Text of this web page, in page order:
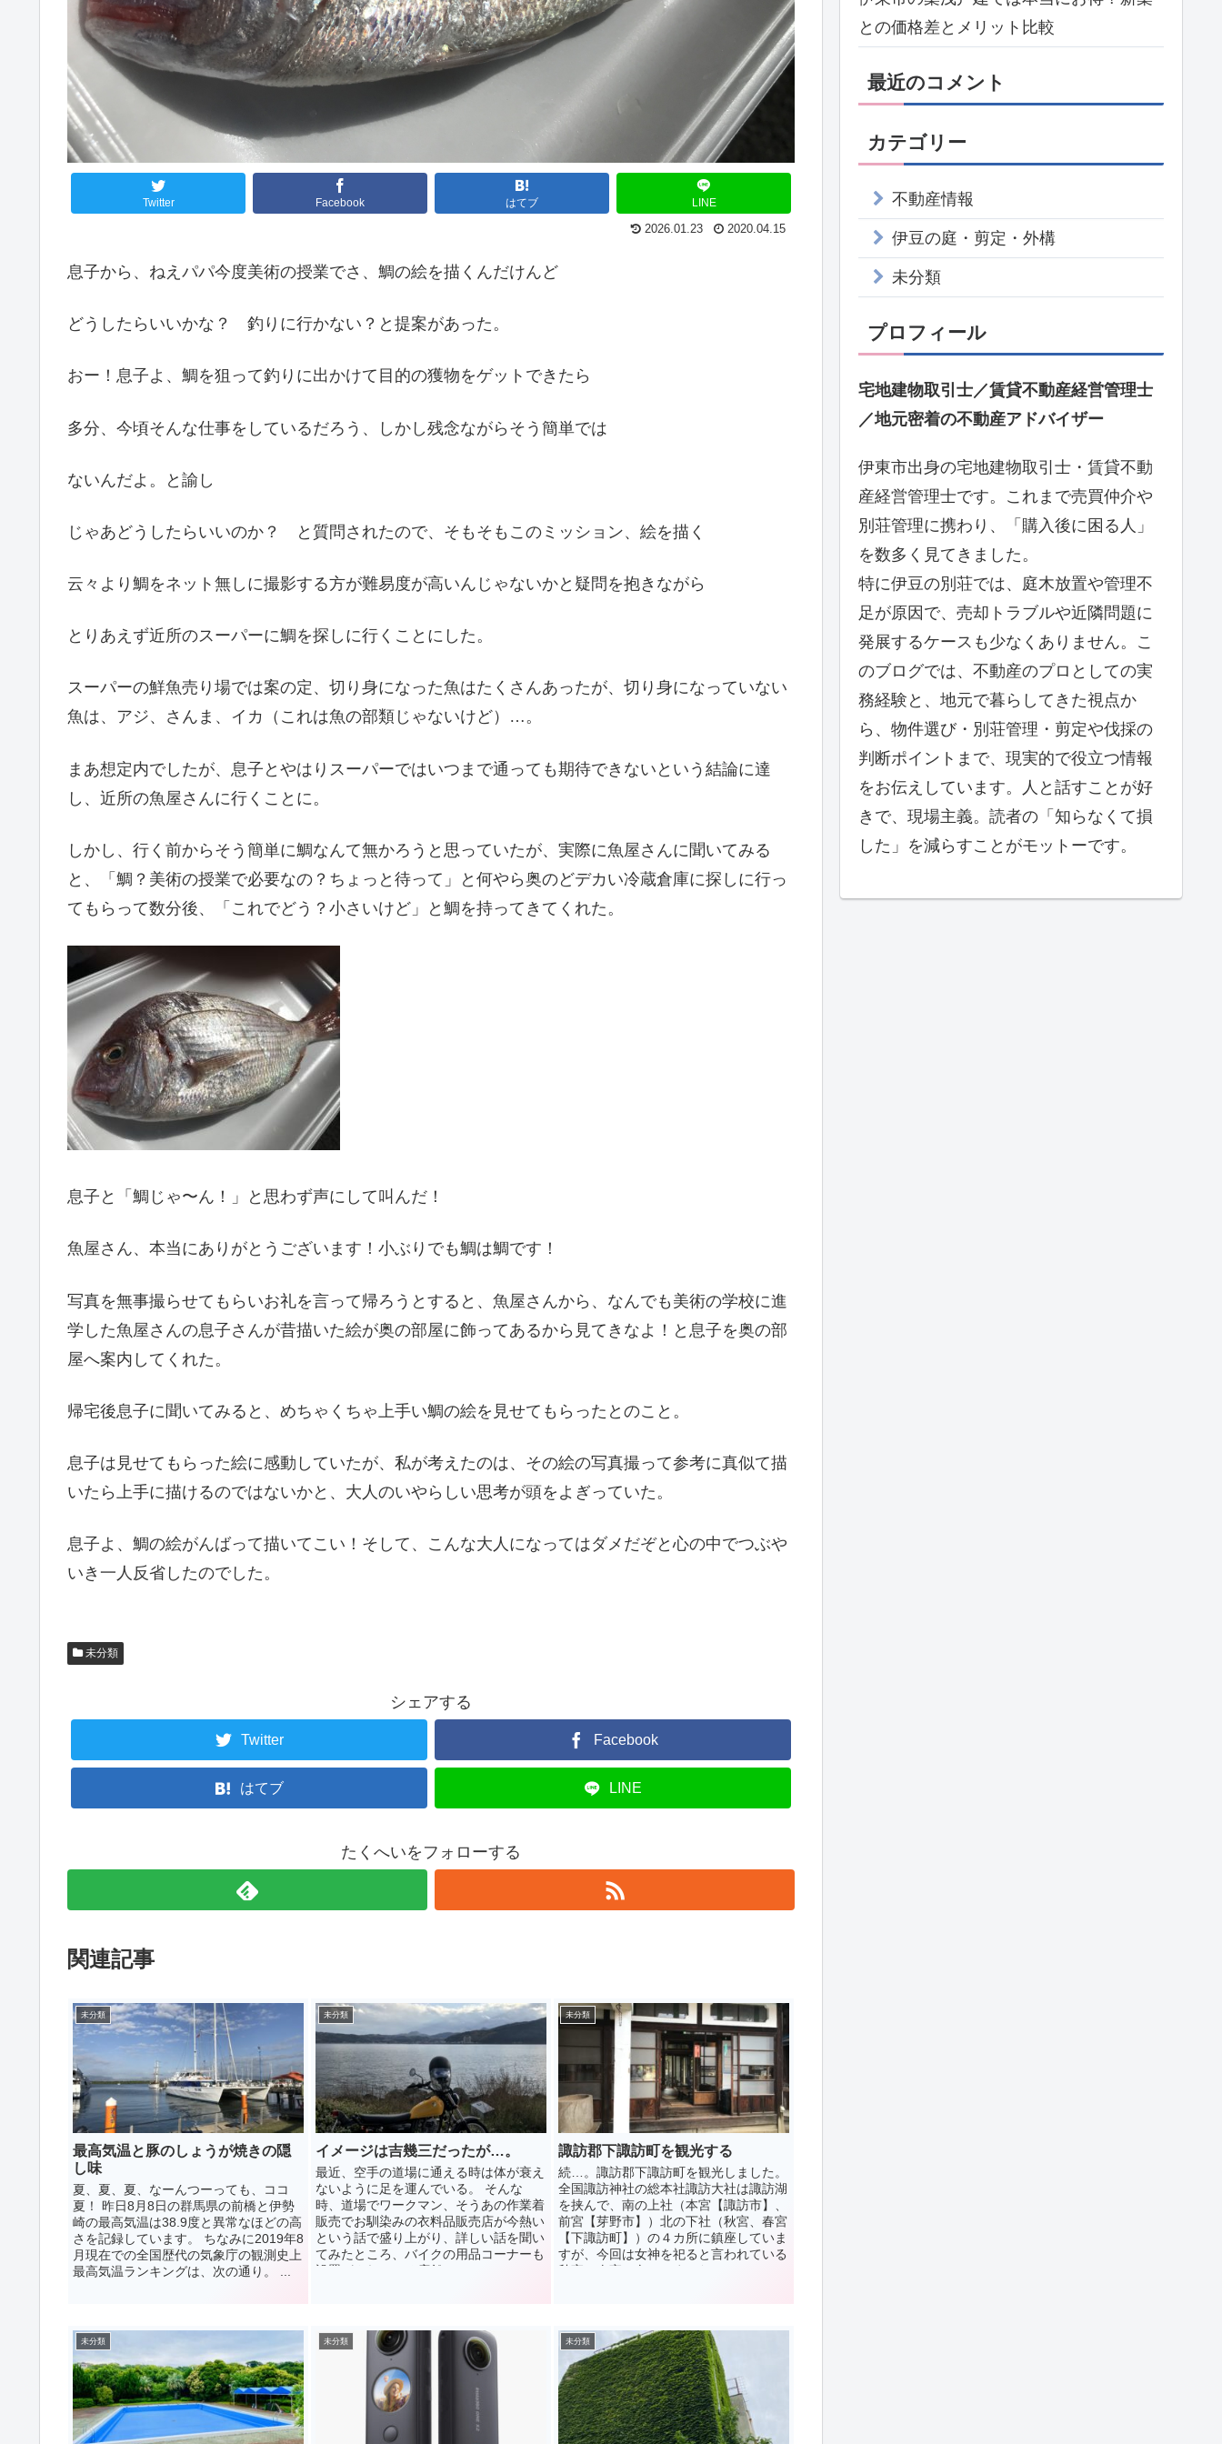
Twitter Facebook はてブ LINE
2026.01.23 2020.04.15
息子から、ねえパパ今度美術の授業でさ、鯛の絵を描くんだけんど
どうしたらいいかな？ 釣りに行かない？と提案があった。
おー！息子よ、鯛を狙って釣りに出かけて目的の獲物をゲットできたら
多分、今頃そんな仕事をしているだろう、しかし残念ながらそう簡単では
ないんだよ。と諭し
じゃあどうしたらいいのか？ と質問されたので、そもそもこのミッション、絵を描く
云々より鯛をネット無しに撮影する方が難易度が高いんじゃないかと疑問を抱きながら
とりあえず近所のスーパーに鯛を探しに行くことにした。
スーパーの鮮魚売り場では案の定、切り身になった魚はたくさんあったが、切り身になっていない
魚は、アジ、さんま、イカ（これは魚の部類じゃないけど）…。
まあ想定内でしたが、息子とやはりスーパーではいつまで通っても期待できないという結論に達
し、近所の魚屋さんに行くことに。
しかし、行く前からそう簡単に鯛なんて無かろうと思っていたが、実際に魚屋さんに聞いてみる
と、「鯛？美術の授業で必要なの？ちょっと待って」と何やら奥のどデカい冷蔵倉庫に探しに行っ
てもらって数分後、「これでどう？小さいけど」と鯛を持ってきてくれた。
息子と「鯛じゃ〜ん！」と思わず声にして叫んだ！
魚屋さん、本当にありがとうございます！小ぶりでも鯛は鯛です！
写真を無事撮らせてもらいお礼を言って帰ろうとすると、魚屋さんから、なんでも美術の学校に進
学した魚屋さんの息子さんが昔描いた絵が奥の部屋に飾ってあるから見てきなよ！と息子を奥の部
屋へ案内してくれた。
帰宅後息子に聞いてみると、めちゃくちゃ上手い鯛の絵を見せてもらったとのこと。
息子は見せてもらった絵に感動していたが、私が考えたのは、その絵の写真撮って参考に真似て描
いたら上手に描けるのではないかと、大人のいやらしい思考が頭をよぎっていた。
息子よ、鯛の絵がんばって描いてこい！そして、こんな大人になってはダメだぞと心の中でつぶや
いき一人反省したのでした。
未分類
シェアする
Twitter Facebook
はてブ LINE
たくへいをフォローする
関連記事
未分類
最高気温と豚のしょうが焼きの隠
し味
夏、夏、夏、なーんつーっても、ココ
夏！ 昨日8月8日の群馬県の前橋と伊勢
崎の最高気温は38.9度と異常なほどの高
さを記録しています。 ちなみに2019年8
月現在での全国歴代の気象庁の観測史上
最高気温ランキングは、次の通り。 ...
未分類
イメージは吉幾三だったが…。
最近、空手の道場に通える時は体が衰え
ないように足を運んでいる。 そんな
時、道場でワークマン、そうあの作業着
販売でお馴染みの衣料品販売店が今熱い
という話で盛り上がり、詳しい話を聞い
てみたところ、バイクの用品コーナーも
設置がされている店舗...
未分類
諏訪郡下諏訪町を観光する
続…。諏訪郡下諏訪町を観光しました。
全国諏訪神社の総本社諏訪大社は諏訪湖
を挟んで、南の上社（本宮【諏訪市】、
前宮【芽野市】）北の下社（秋宮、春宮
【下諏訪町】）の４カ所に鎮座していま
すが、今回は女神を祀ると言われている
秋宮と春宮に向かいました...
未分類 未分類 未分類
との価格差とメリット比較
最近のコメント
カテゴリー
不動産情報
伊豆の庭・剪定・外構
未分類
プロフィール
宅地建物取引士／賃貸不動産経営管理士
／地元密着の不動産アドバイザー
伊東市出身の宅地建物取引士・賃貸不動
産経営管理士です。これまで売買仲介や
別荘管理に携わり、「購入後に困る人」
を数多く見てきました。
特に伊豆の別荘では、庭木放置や管理不
足が原因で、売却トラブルや近隣問題に
発展するケースも少なくありません。こ
のブログでは、不動産のプロとしての実
務経験と、地元で暮らしてきた視点か
ら、物件選び・別荘管理・剪定や伐採の
判断ポイントまで、現実的で役立つ情報
をお伝えしています。人と話すことが好
きで、現場主義。読者の「知らなくて損
した」を減らすことがモットーです。